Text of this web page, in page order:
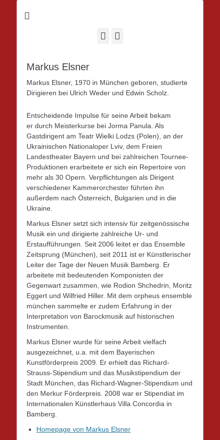
Facebook
Markus Elsner
Markus Elsner, 1970 in München geboren, studierte
Dirigieren bei Ulrich Weder und Edwin Scholz.
Entscheidende Impulse für seine Arbeit bekam
er durch Meisterkurse bei Jorma Panula. Als
Gastdirigent am Teatr Wielki Lodzs (Polen), an der
Ukrainischen Nationaloper Lviv, dem Freien
Landestheater Bayern und bei zahlreichen Tournee-
Produktionen erarbeitete er sich ein Repertoire von
mehr als 30 Opern. Verpflichtungen als Dirigent
verschiedener Kammerorchester führten ihn
außerdem nach Österreich, Bulgarien und in die
Ukraine.
Markus Elsner setzt sich intensiv für zeitgenössische
Musik ein und dirigierte zahlreiche Ur- und
Erstaufführungen. Seit 2006 leitet er das Ensemble
Zeitsprung (München), seit 2011 ist er Künstlerischer
Leiter der Tage der Neuen Musik Bamberg. Er
arbeitete mit bedeutenden Komponisten der
Gegenwart zusammen, wie Rodion Shchedrin, Moritz
Eggert und Wilfried Hiller. Mit dem orpheus ensemble
münchen sammelte er zudem Erfahrung in der
Interpretation von Barockmusik auf historischen
Instrumenten.
Markus Elsner wurde für seine Arbeit vielfach
ausgezeichnet, u.a. mit dem Bayerischen
Kunstförderpreis 2009. Er erhielt das Richard-
Strauss-Stipendium und das Musikstipendium der
Stadt München, das Richard-Wagner-Stipendium und
den Merkur Förderpreis. 2008 war er Stipendiat im
Internationalen Künstlerhaus Villa Concordia in
Bamberg.
Homepage von Markus Elsner